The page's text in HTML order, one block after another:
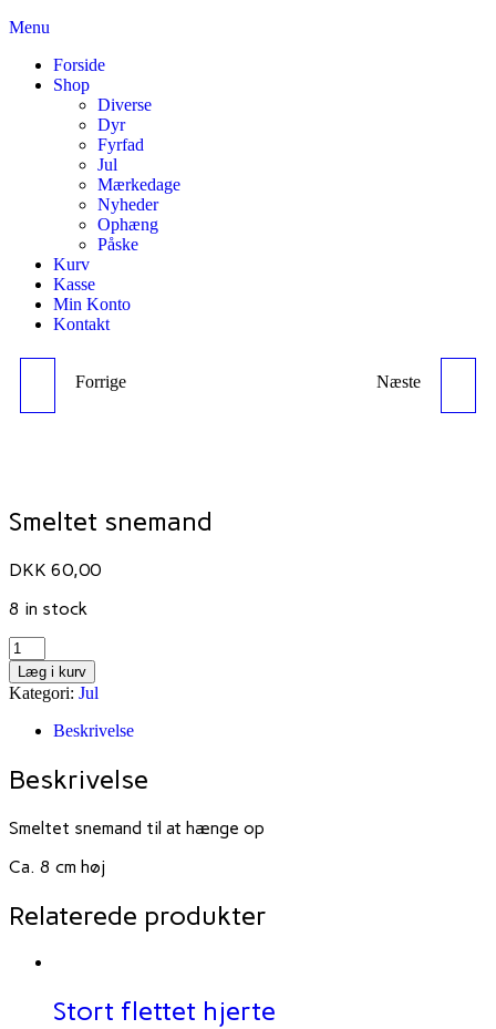
Skip
content
Menu
Forside
Shop
Diverse
Dyr
Fyrfad
Jul
Mærkedage
Nyheder
Ophæng
Påske
Kurv
Kasse
Min Konto
Kontakt
Forrige Næste
Smeltet snemand
DKK 60,00
8 in stock
Smeltet
snemand
Antal
Læg i kurv
Kategori: Jul
Beskrivelse
Beskrivelse
Smeltet snemand til at hænge op
Ca. 8 cm høj
Relaterede produkter
Stort flettet hjerte